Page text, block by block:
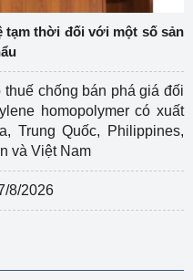
tạm thời đối với một số sản
thuế chống bán phá giá đối
homopolymer có xuất
Trung Quốc, Philippines,
và Việt Nam
8/2026